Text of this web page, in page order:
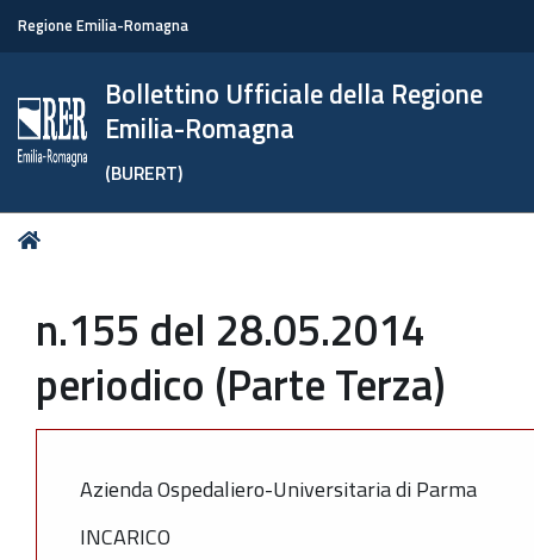
Regione Emilia-Romagna
Bollettino Ufficiale della Regione
Emilia-Romagna
(BURERT)
Tu
n.155 del 28.05.2014
periodico (Parte Terza)
Azienda Ospedaliero-Universitaria di Parma
INCARICO